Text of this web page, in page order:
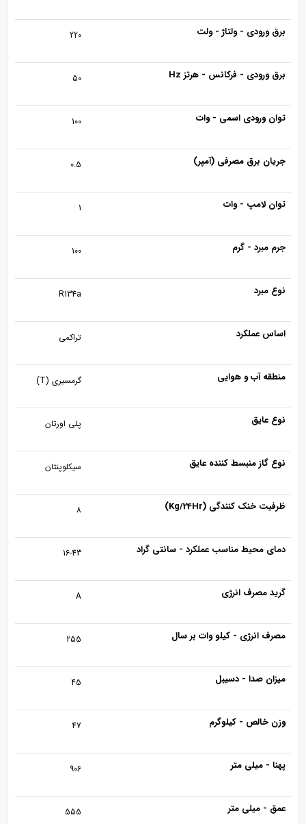
برق ورودی - ولتاژ - ولت 220
برق ورودی - فرکانس - هرتز Hz 50
توان ورودی اسمی - وات 100
جریان برق مصرفی (آمپر) 0.5
توان لامپ - وات 1
جرم مبرد - گرم 100
نوع مبرد R134a
اساس عملکرد تراکمی
منطقه آب و هوایی گرمسیری (T)
نوع عایق پلی اورتان
نوع گاز منبسط کننده عایق سیکلوپنتان
ظرفیت خنک کنندگی (Kg/24Hr) 8
دمای محیط مناسب عملکرد - سانتی گراد 16-43
گرید مصرف انرژی A
مصرف انرژی - کیلو وات بر سال 255
میزان صدا - دسیبل 45
وزن خالص - کیلوگرم 47
پهنا - میلی متر 906
عمق - میلی متر 555